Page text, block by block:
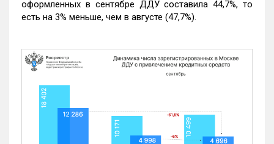
оформленных в сентябре ДДУ составила 44,7%, то
есть на 3% меньше, чем в августе (47,7%).